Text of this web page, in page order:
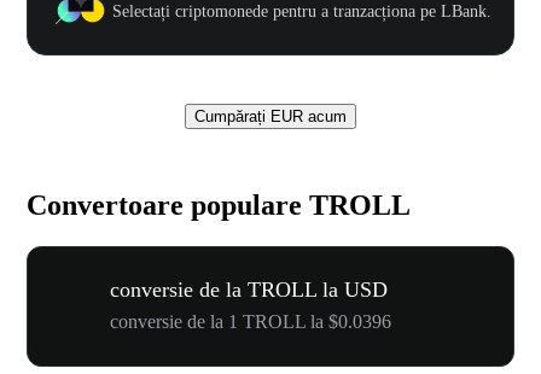
Selectați criptomonede pentru a tranzacționa pe LBank.
Cumpărați EUR acum
Convertoare populare TROLL
conversie de la TROLL la USD
conversie de la 1 TROLL la $0.0396